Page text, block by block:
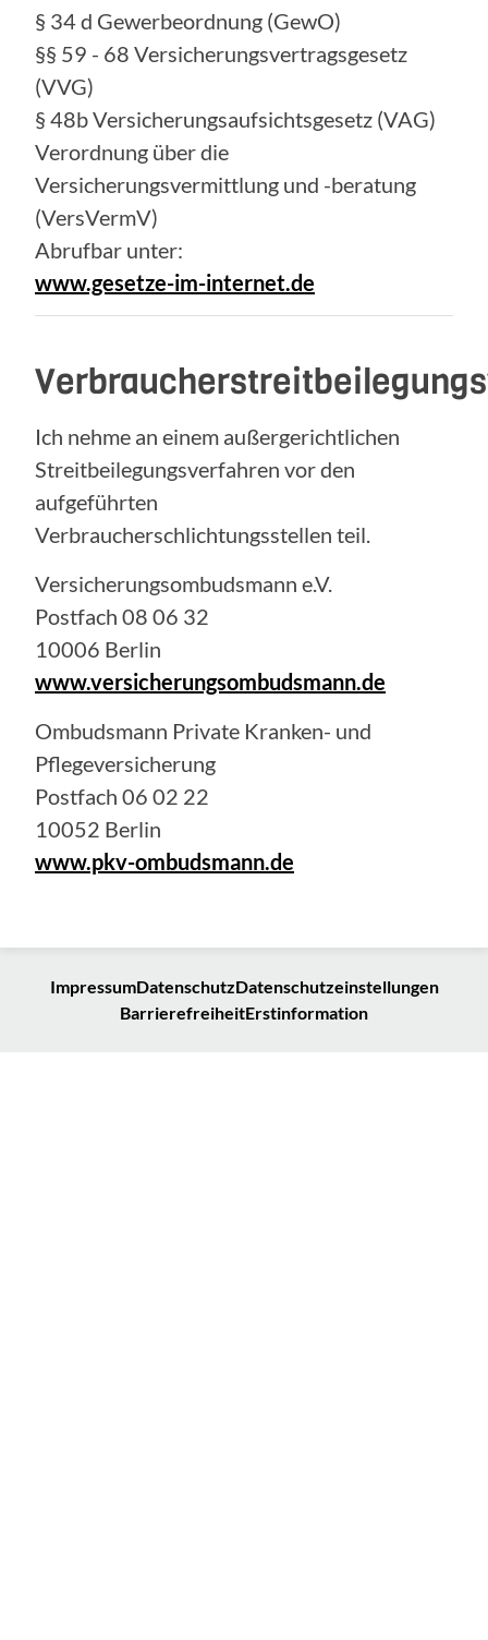
§ 34 d Gewerbeordnung (GewO)
§§ 59 - 68 Versicherungsvertragsgesetz
(VVG)
§ 48b Versicherungsaufsichtsgesetz (VAG)
Verordnung über die
Versicherungsvermittlung und -beratung
(VersVermV)
Abrufbar unter:
www.gesetze-im-internet.de
Ich nehme an einem außergerichtlichen
Streitbeilegungsverfahren vor den
aufgeführten
Verbraucherschlichtungsstellen teil.
Versicherungsombudsmann e.V.
Postfach 08 06 32
10006 Berlin
www.versicherungsombudsmann.de
Ombudsmann Private Kranken- und
Pflegeversicherung
Postfach 06 02 22
10052 Berlin
www.pkv-ombudsmann.de
ImpressumDatenschutzDatenschutzeinstellungen
BarrierefreiheitErstinformation